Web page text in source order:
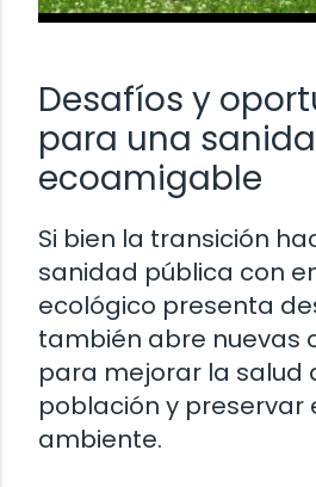
Desafíos y
para una
ecoamigable
Si bien la transición
sanidad pública con
ecológico presenta
también abre nuevas
para mejorar la salud
población y preservar
ambiente.